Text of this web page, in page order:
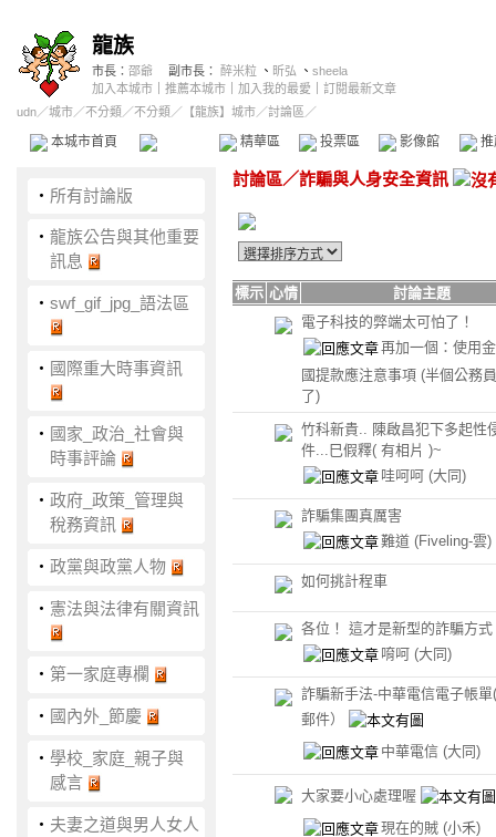
龍族
市長： 邵爺 副市長： 醉米粒 、 昕弘 、 sheela
加入本城市
推薦本城市 加入我的最愛
訂閱最新文章
udn／城市／不分類 ／不分類 ／ 【龍族】城市／討論區／
本城市首頁 精華區 投票區 影像館
‧ 所有討論版
‧ 龍族公告與其他重要
訊息
‧ swf_gif_jpg_語法區
‧ 國際重大時事資訊
‧ 國家_政治_社會與
時事評論
‧ 政府_政策_管理與
稅務資訊
‧ 政黨與政黨人物
‧ 憲法與法律有關資訊
‧ 第一家庭專欄
‧ 國內外_節慶
‧ 學校_家庭_親子與
感言
‧ 夫妻之道與男人女人
討論區／詐騙與人身安全資訊
標示 心情
討論主題
電子科技的弊端太可怕了！
再加一個：使用
國提款應注意事項 (半個公務
了)
竹科新貴.. 陳啟昌犯下多起性
件...巳假釋( 有相片 )~
哇呵呵 (大同)
詐騙集團真厲害
難道 (Fiveling-雲)
如何挑計程車
各位！ 這才是新型的詐騙方式
唷呵 (大同)
詐騙新手法-中華電信電子帳單
郵件）
中華電信 (大同)
大家要小心處理喔
現在的賊 (小禾)